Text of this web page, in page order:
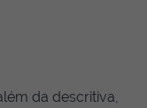
da descritiva,